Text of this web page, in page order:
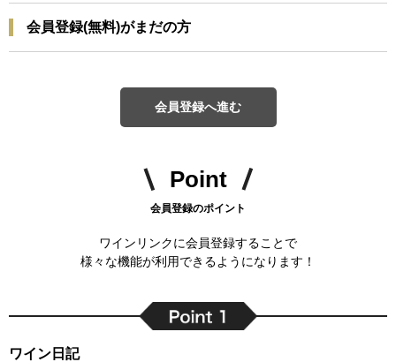
会員登録(無料)がまだの方
会員登録へ進む
Point
会員登録のポイント
ワインリンクに会員登録することで
様々な機能が利用できるようになります！
ワイン日記